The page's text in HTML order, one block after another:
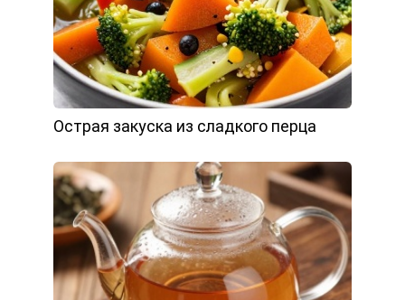
Острая закуска из сладкого перца